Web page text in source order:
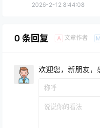
2026-2-12 8:44:08
0 条回复 A 文章作者 M
欢迎您，新朋友，